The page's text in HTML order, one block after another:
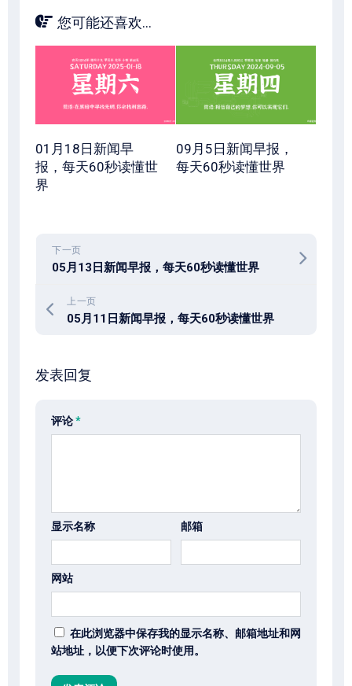
您可能还喜欢...
01月18日新闻早
报，每天60秒读懂世
界
09月5日新闻早报，
每天60秒读懂世界
下一页
05月13日新闻早报，每天60秒读懂世界
上一页
05月11日新闻早报，每天60秒读懂世界
发表回复
评论*
显示名称 邮箱
网站
在此浏览器中保存我的显示名称、邮箱地址和网
站地址，以便下次评论时使用。